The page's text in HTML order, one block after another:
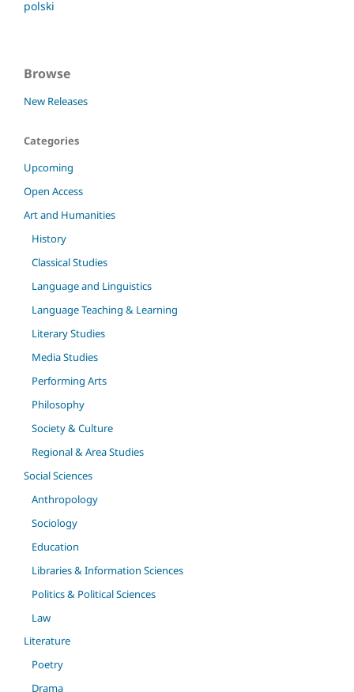
polski
Browse
New Releases
Categories
Upcoming
Open Access
Art and Humanities
History
Classical Studies
Language and Linguistics
Language Teaching & Learning
Literary Studies
Media Studies
Performing Arts
Philosophy
Society & Culture
Regional & Area Studies
Social Sciences
Anthropology
Sociology
Education
Libraries & Information Sciences
Politics & Political Sciences
Law
Literature
Poetry
Drama